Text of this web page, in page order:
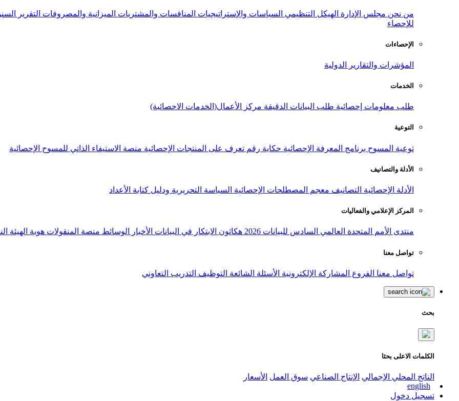
من نحن مجلس الإدارة الهيكل التنظيمي السياسات والإستراتيجيات المنافسات والمشتريات الميزانية والمصروفات التقرير
للإحصاء
الإحصاءات
المؤشرات والتقارير الدولية
الخدمات
طلب معلومات إحصائية طلب البيانات الدقيقة مركز الأعمال(الخدمات الاحصائية)
التوعية
توعية المسوح برنامج المعرفة الإحصائية حكاية رقم تعرف على المنتجات الإحصائية منصة الاستيفاء الذاتي للمسوح الإحصائية
الأدلة والتصانيف
الأدلة الإحصائية التصانيف معجم المصطلحات الإحصائية السياسة التحريرية ودليل كتابة الأعداد
المركز الإعلامي والفعاليات
منتدى الأمم المتحدة العالمي السادس للبيانات 2026 هكاثون الابتكار في البيانات الأخبار الوسائط منصة المنقولات هوية الهيئة
تواصل معنا
تواصل معنا الفروع المشاركة الإلكترونية الأسئلة الشائعة التوظيف التدريب التعاوني
بحث
الكلمات الاعلى بحثا
الناتج المحلي الإجمالي الإنتاج الصناعي سوق العمل الأسعار
english
تسجيل دخول